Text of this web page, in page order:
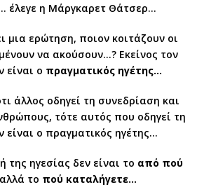
έλεγε η Μάργκαρετ Θάτσερ…
μια ερώτηση, ποιον κοιτάζουν οι
να ακούσουν…? Εκείνος τον
είναι ο πραγματικός ηγέτης…
άλλος οδηγεί τη συνεδρίαση και
τότε αυτός που οδηγεί τη
είναι ο πραγματικός ηγέτης…
της ηγεσίας δεν είναι το από πού
το πού καταλήγετε…